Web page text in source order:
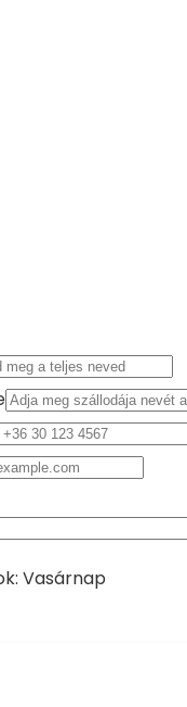
: Vasárnap